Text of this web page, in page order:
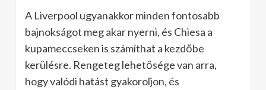
A Liverpool ugyanakkor minden fontosabb
bajnokságot meg akar nyerni, és Chiesa a
kupameccseken is számíthat a kezdőbe
kerülésre. Rengeteg lehetősége van arra,
hogy valódi hatást gyakoroljon, és